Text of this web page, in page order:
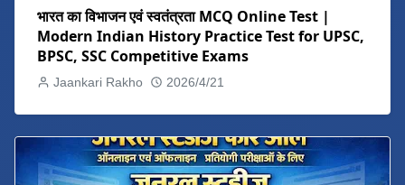
भारत का विभाजन एवं स्वतंत्रता MCQ Online Test |
Modern Indian History Practice Test for UPSC,
BPSC, SSC Competitive Exams
Jaankari Rakho 2026/4/21